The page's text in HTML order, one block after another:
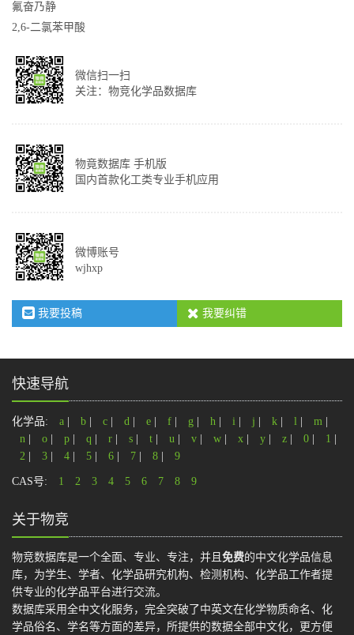
氟奋乃静
2,6-二氯苯甲酸
微信扫一扫
关注：物竞化学品数据库
物竟数据库 手机版
国内首款化工类专业手机应用
微博账号
wjhxp
我要投稿 我要纠错
快速导航
化学品: a b c d e f g h i j k l m
n
o p q r s t u v w x y z 0 1
2
3 4 5 6 7 8 9
CAS号: 1 2 3 4 5 6 7 8 9
关于物竞
物竞数据库是一个全面、专业、专注，并且 免费的中文化学品信息
库，为学生、学者、化学品研究机构、检测机构、化学品工作者提
供专业的化学品平台进行交流。
数据库采用全中文化服务，完全突破了中英文在化学物质命名、化
学品俗名、学名等方面的差异，所提供的数据全部中文化，更方便